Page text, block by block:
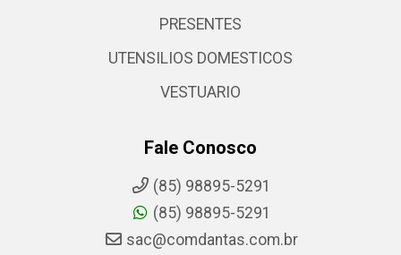
PRESENTES
UTENSILIOS DOMESTICOS
VESTUARIO
Fale Conosco
(85) 98895-5291
(85) 98895-5291
sac@comdantas.com.br